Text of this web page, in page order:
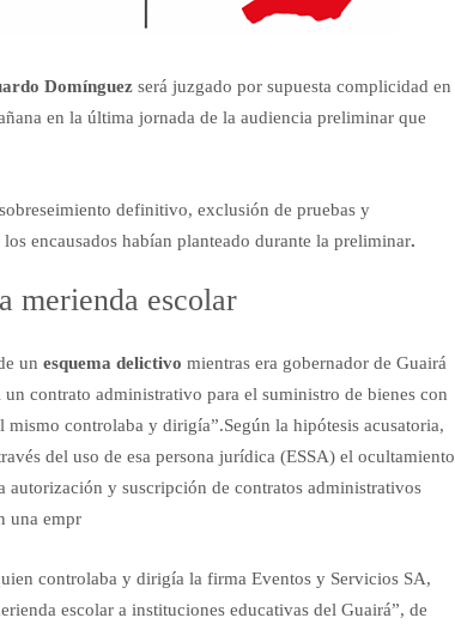
Domínguez será juzgado por supuesta complicidad en
en la última jornada de la audiencia preliminar que
definitivo, exclusión de pruebas y
encausados habían planteado durante la preliminar.
merienda escolar
un esquema delictivo mientras era gobernador de Guairá
contrato administrativo para el suministro de bienes con
mismo controlaba y dirigía”.Según la hipótesis acusatoria,
del uso de esa persona jurídica (ESSA) el ocultamiento
y suscripción de contratos administrativos
una empr
controlaba y dirigía la firma Eventos y Servicios SA,
escolar a instituciones educativas del Guairá”, de